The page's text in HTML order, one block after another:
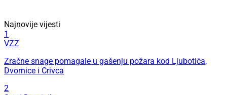
Najnovije vijesti
1
VZZ
Zračne snage pomagale u gašenju požara kod Ljubotića,
Dvornice i Crivca
2